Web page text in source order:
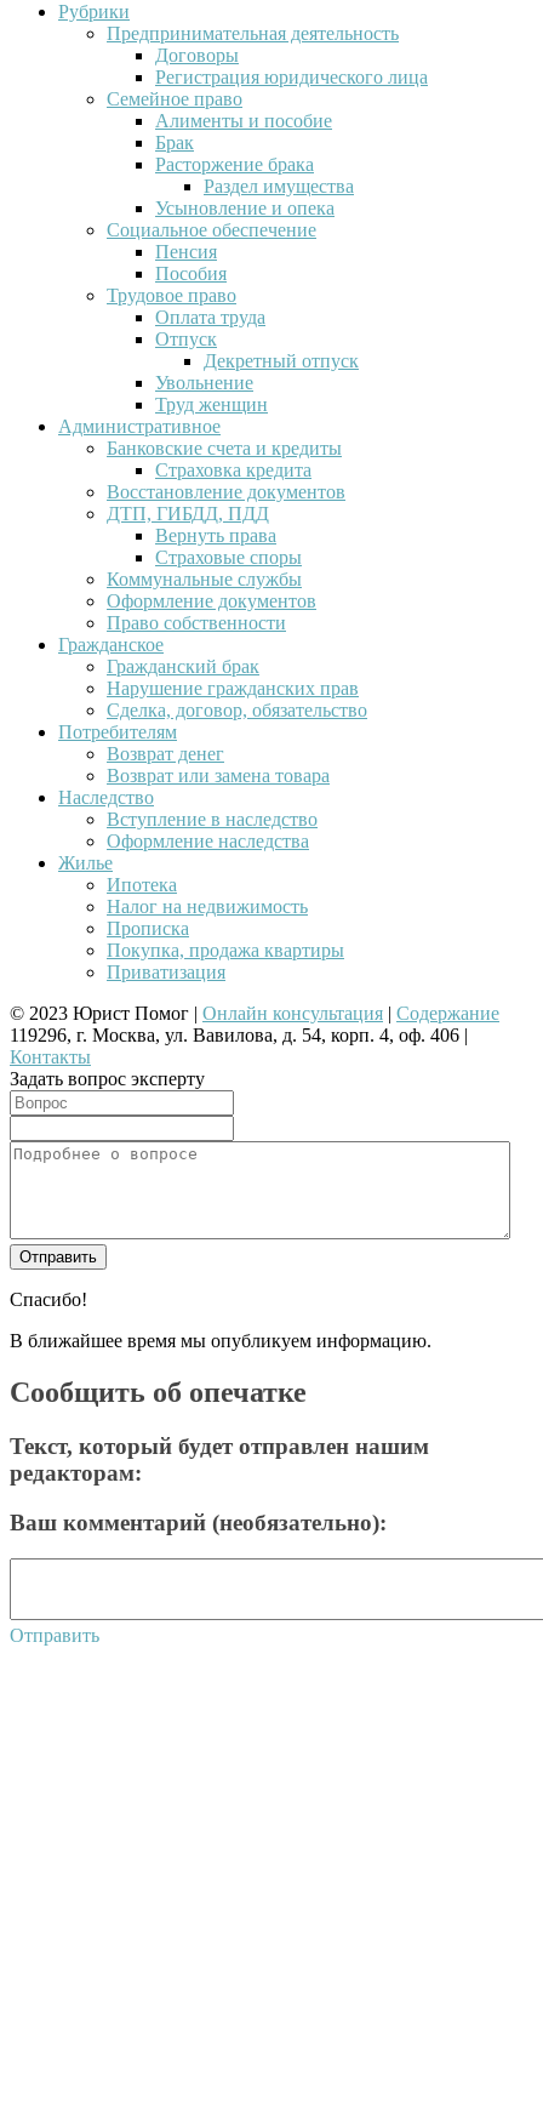
Рубрики
Предпринимательная деятельность
Договоры
Регистрация юридического лица
Семейное право
Алименты и пособие
Брак
Расторжение брака
Раздел имущества
Усыновление и опека
Социальное обеспечение
Пенсия
Пособия
Трудовое право
Оплата труда
Отпуск
Декретный отпуск
Увольнение
Труд женщин
Административное
Банковские счета и кредиты
Страховка кредита
Восстановление документов
ДТП, ГИБДД, ПДД
Вернуть права
Страховые споры
Коммунальные службы
Оформление документов
Право собственности
Гражданское
Гражданский брак
Нарушение гражданских прав
Сделка, договор, обязательство
Потребителям
Возврат денег
Возврат или замена товара
Наследство
Вступление в наследство
Оформление наследства
Жилье
Ипотека
Налог на недвижимость
Прописка
Покупка, продажа квартиры
Приватизация
© 2023 Юрист Помог | Онлайн консультация | Содержание
119296, г. Москва, ул. Вавилова, д. 54, корп. 4, оф. 406 |
Контакты
Задать вопрос эксперту
Спасибо!
В ближайшее время мы опубликуем информацию.
Сообщить об опечатке
Текст, который будет отправлен нашим
редакторам:
Ваш комментарий (необязательно):
Отправить